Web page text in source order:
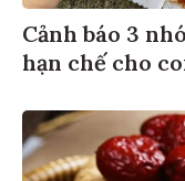
Cảnh báo 3
hạn chế cho